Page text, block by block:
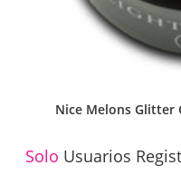
Nice Melons Glitter
Solo Usuarios